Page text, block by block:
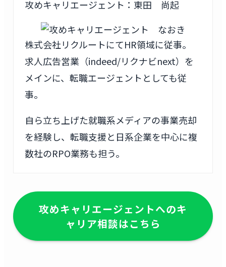
攻めキャリエージェント：東田 尚起
株式会社リクルートにてHR領域に従事。
求人広告営業（indeed/リクナビnext）を
メインに、転職エージェントとしても従
事。
自ら立ち上げた就職系メディアの事業売却
を経験し、転職支援と日系企業を中心に複
数社のRPO業務も担う。
攻めキャリエージェントへのキ
ャリア相談はこちら